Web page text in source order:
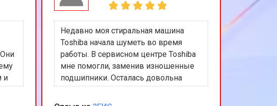
от 4800 ₽ Заказать
и
Недавно моя стиральная машина
Toshiba начала шуметь во время
работы. В сервисном центре Toshiba
мне помогли, заменив изношенные
подшипники. Осталась довольна
быстрым сервисом и внимательным
отношением к моей проблеме.